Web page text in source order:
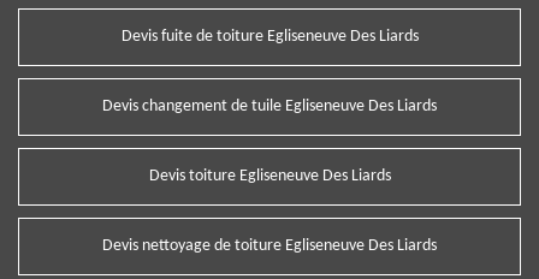
Devis fuite de toiture Egliseneuve Des Liards
Devis changement de tuile Egliseneuve Des Liards
Devis toiture Egliseneuve Des Liards
Devis nettoyage de toiture Egliseneuve Des Liards